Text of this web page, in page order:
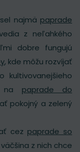
najmä paprade
z neľahkého
dobre fungujú
, kde môžu rozvíjať
kultivovanejšieho
paprade do
pokojný a zelený
cez paprade so
z nich chce